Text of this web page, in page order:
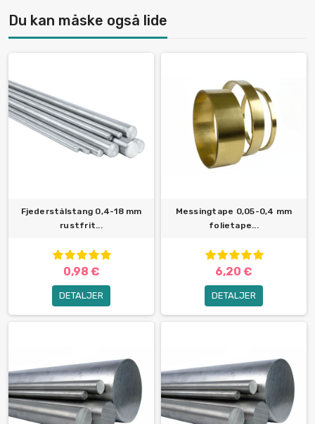
Du kan måske også lide
Fjederstålstang 0,4-18 mm
rustfrit...
0,98 €
DETALJER
Messingtape 0,05-0,4 mm
folietape...
6,20 €
DETALJER